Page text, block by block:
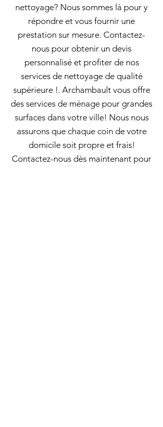
nettoyage? Nous sommes là pour y
répondre et vous fournir une
prestation sur mesure. Contactez-
nous pour obtenir un devis
personnalisé et profiter de nos
services de nettoyage de qualité
supérieure !. Archambault vous offre
des services de ménage pour grandes
surfaces dans votre ville! Nous nous
assurons que chaque coin de votre
domicile soit propre et frais!
Contactez-nous dès maintenant pour